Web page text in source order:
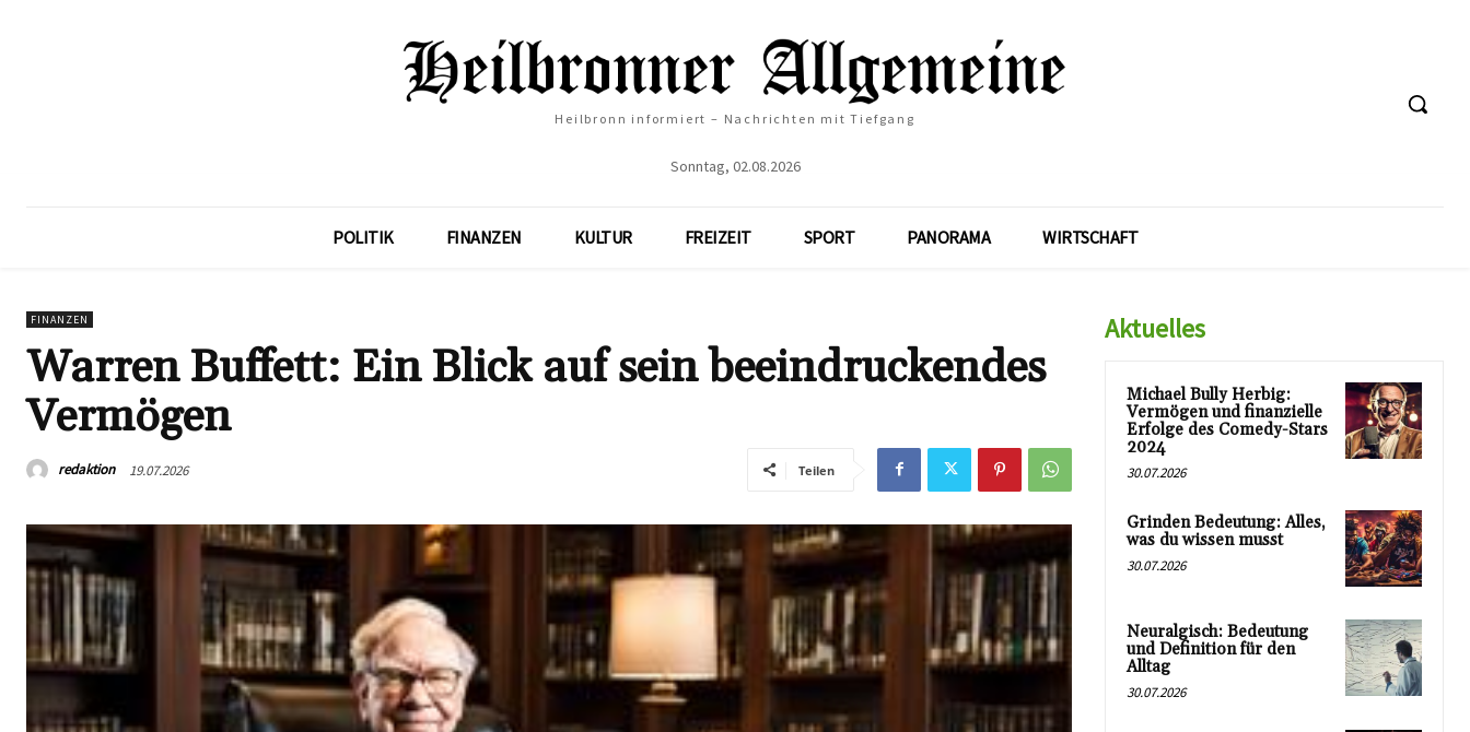
Heilbronn informiert – Nachrichten mit Tiefgang
Sonntag, 02.08.2026
POLITIK FINANZEN KULTUR FREIZEIT SPORT PANORAMA WIRTSCHAFT
FINANZEN
Warren Buffett: Ein Blick auf sein beeindruckendes
Vermögen
redaktion 19.07.2026 Teilen
Aktuelles
Michael Bully Herbig:
Vermögen und finanzielle
Erfolge des Comedy-Stars
2024
30.07.2026
Grinden Bedeutung: Alles,
was du wissen musst
30.07.2026
Neuralgisch: Bedeutung
und Definition für den
Alltag
30.07.2026